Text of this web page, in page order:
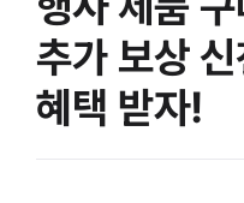
추가 보상
혜택 받자!